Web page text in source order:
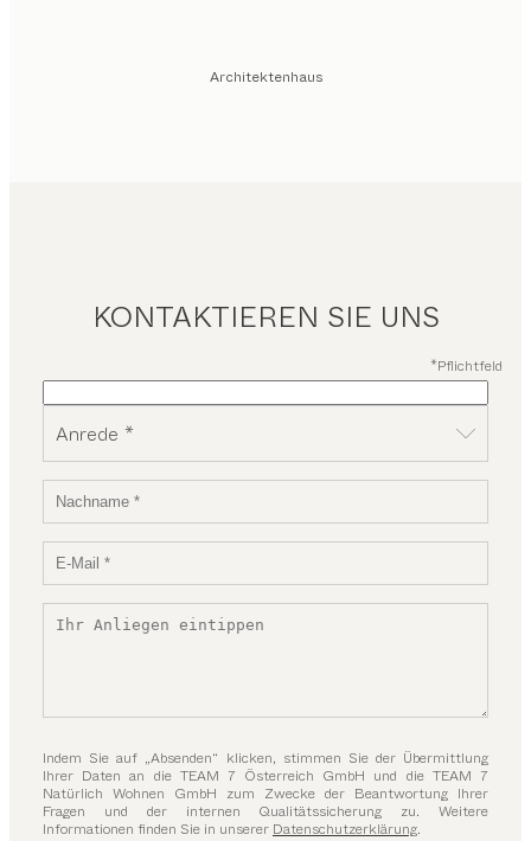
Architektenhaus
KONTAKTIEREN SIE UNS
*Pflichtfeld
Anrede *
Indem Sie auf „Absenden“ klicken, stimmen Sie der Übermittlung
Ihrer Daten an die TEAM 7 Österreich GmbH und die TEAM 7
Natürlich Wohnen GmbH zum Zwecke der Beantwortung Ihrer
Fragen und der internen Qualitätssicherung zu. Weitere
Informationen finden Sie in unserer Datenschutzerklärung.